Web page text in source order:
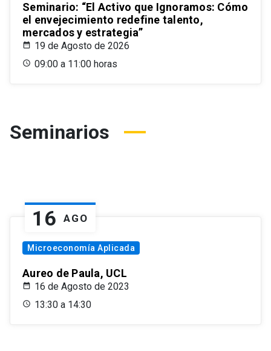
Seminario: “El Activo que Ignoramos: Cómo
el envejecimiento redefine talento,
mercados y estrategia”
19 de Agosto de 2026
09:00 a 11:00 horas
Seminarios
16 AGO
Microeconomía Aplicada
Aureo de Paula, UCL
16 de Agosto de 2023
13:30 a 14:30